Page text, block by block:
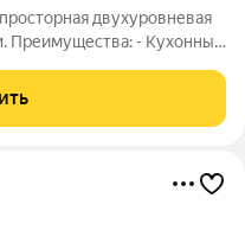
двухуровневая
Преимущества: - Кухонный
рaйонe. Окна - вo двоp.